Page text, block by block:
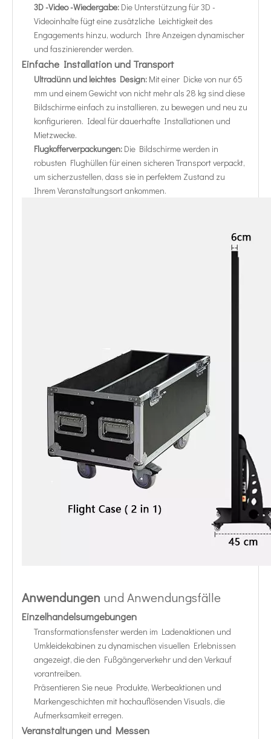
3D -Video -Wiedergabe: Die Unterstützung für 3D -
Videoinhalte fügt eine zusätzliche Leichtigkeit des
Engagements hinzu, wodurch Ihre Anzeigen dynamischer
und faszinierender werden.
Einfache Installation und Transport
Ultradünn und leichtes Design: Mit einer Dicke von nur 65
mm und einem Gewicht von nicht mehr als 28 kg sind diese
Bildschirme einfach zu installieren, zu bewegen und neu zu
konfigurieren. Ideal für dauerhafte Installationen und
Mietzwecke.
Flugkofferverpackungen: Die Bildschirme werden in
robusten Flughüllen für einen sicheren Transport verpackt,
um sicherzustellen, dass sie in perfektem Zustand zu
Ihrem Veranstaltungsort ankommen.
Anwendungen und Anwendungsfälle
Einzelhandelsumgebungen
Transformationsfenster werden im Ladenaktionen und
Umkleidekabinen zu dynamischen visuellen Erlebnissen
angezeigt, die den Fußgängerverkehr und den Verkauf
vorantreiben.
Präsentieren Sie neue Produkte, Werbeaktionen und
Markengeschichten mit hochauflösenden Visuals, die
Aufmerksamkeit erregen.
Veranstaltungen und Messen